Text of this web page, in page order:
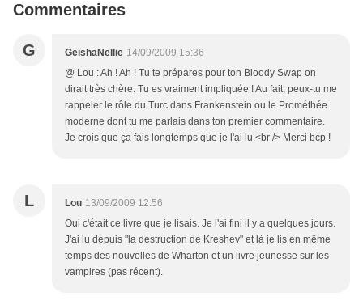
Commentaires
G GeishaNellie 14/09/2009 15:36
@ Lou : Ah ! Ah ! Tu te prépares pour ton Bloody Swap on
dirait très chère. Tu es vraiment impliquée ! Au fait, peux-tu me
rappeler le rôle du Turc dans Frankenstein ou le Prométhée
moderne dont tu me parlais dans ton premier commentaire.
Je crois que ça fais longtemps que je l'ai lu.<br /> Merci bcp !
L Lou 13/09/2009 12:56
Oui c'était ce livre que je lisais. Je l'ai fini il y a quelques jours.
J'ai lu depuis "la destruction de Kreshev" et là je lis en même
temps des nouvelles de Wharton et un livre jeunesse sur les
vampires (pas récent).